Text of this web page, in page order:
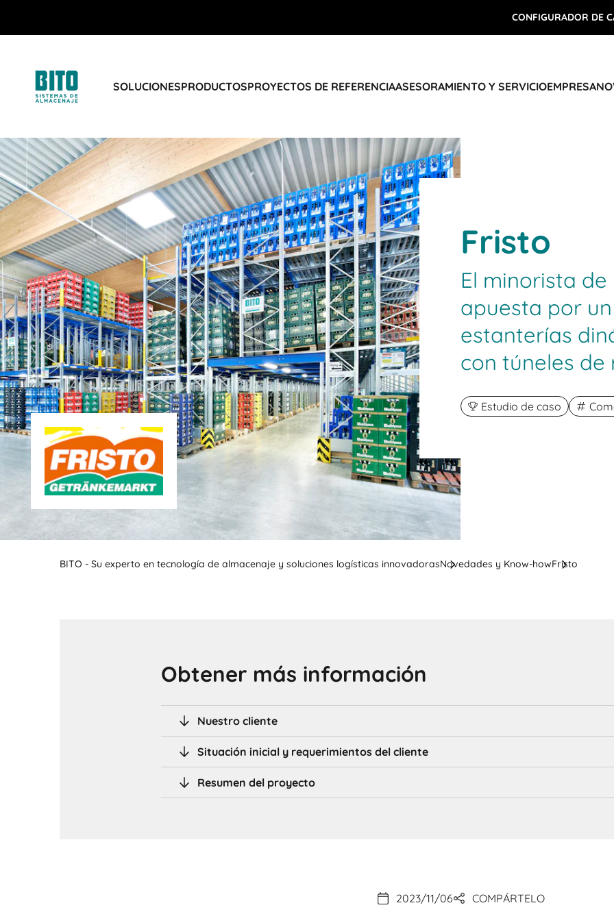
CONFIGURADOR DE
SOLUCIONESPRODUCTOSPROYECTOS DE REFERENCIAASESORAMIENTO Y SERVICIOEMPRESA
Fristo
El minorista de
apuesta por
estanterías
con túneles de
Estudio de caso
BITO - Su experto en tecnología de almacenaje y soluciones logísticas innovadorasNovedades y Know-howFristo
Obtener más información
Nuestro cliente
Situación inicial y requerimientos del cliente
Resumen del proyecto
2023/11/06 COMPÁRTELO